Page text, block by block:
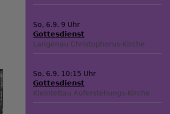
So, 6.9. 9 Uhr
Gottesdienst
Langenau Christophorus-Kirche
So, 6.9. 10:15 Uhr
Gottesdienst
Kleintettau Auferstehungs-Kirche